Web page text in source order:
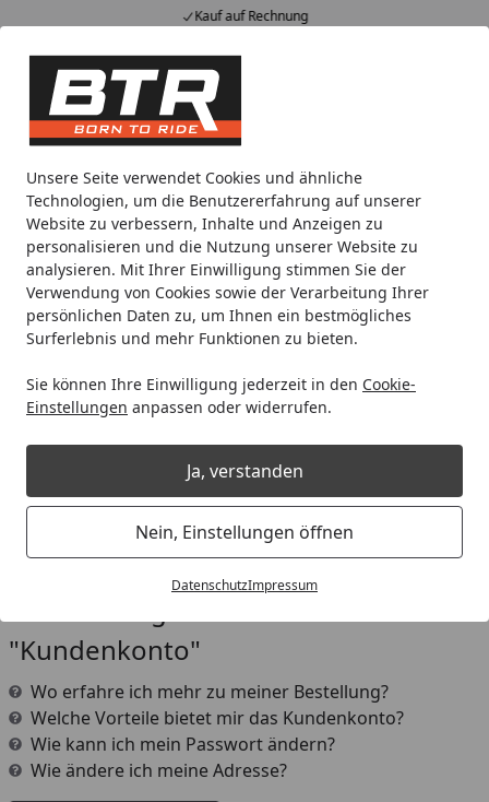
Unsere Seite verwendet Cookies und ähnliche
Technologien, um die Benutzererfahrung auf unserer
Website zu verbessern, Inhalte und Anzeigen zu
personalisieren und die Nutzung unserer Website zu
analysieren. Mit Ihrer Einwilligung stimmen Sie der
Verwendung von Cookies sowie der Verarbeitung Ihrer
persönlichen Daten zu, um Ihnen ein bestmögliches
Surferlebnis und mehr Funktionen zu bieten.
Sie können Ihre Einwilligung jederzeit in den Cookie-
Einstellungen anpassen oder widerrufen.
Ja, verstanden
Nein, Einstellungen öffnen
DatenschutzImpressum
Kauf auf Rechnung
Alle Produkte
Mein Konto
Suchen
Startseite
Passwort vergessen?
Ich habe das Passwort zu meinem
Kundenkonto vergessen, was kann
ich tun?
Passwort vergessen? Das kann schon mal vorkommen,
Sie können ganz einfach IhrPasswort zurücksetzen
das das dafür vorgesehene Feld ein. Daraufhin erhalten
Sie von uns automatisch eine Mail mit einem Link zur
Generierung ihres neuen Passwortes.
"Kundenkonto"
Wo erfahre ich mehr zu meiner Bestellung?
Welche Vorteile bietet mir das Kundenkonto?
Wie kann ich mein Passwort ändern?
Wie ändere ich meine Adresse?